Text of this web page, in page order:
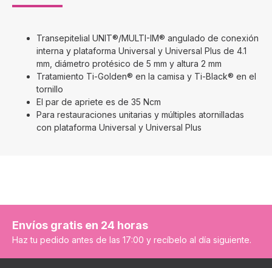
Transepitelial UNIT®/MULTI-IM® angulado de conexión
interna y plataforma Universal y Universal Plus de 4.1
mm, diámetro protésico de 5 mm y altura 2 mm
Tratamiento Ti-Golden® en la camisa y Ti-Black® en el
tornillo
El par de apriete es de 35 Ncm
Para restauraciones unitarias y múltiples atornilladas
con plataforma Universal y Universal Plus
Envíos gratis en 24 horas
Haz tu pedido antes de las 17:00 y recíbelo al día siguiente.